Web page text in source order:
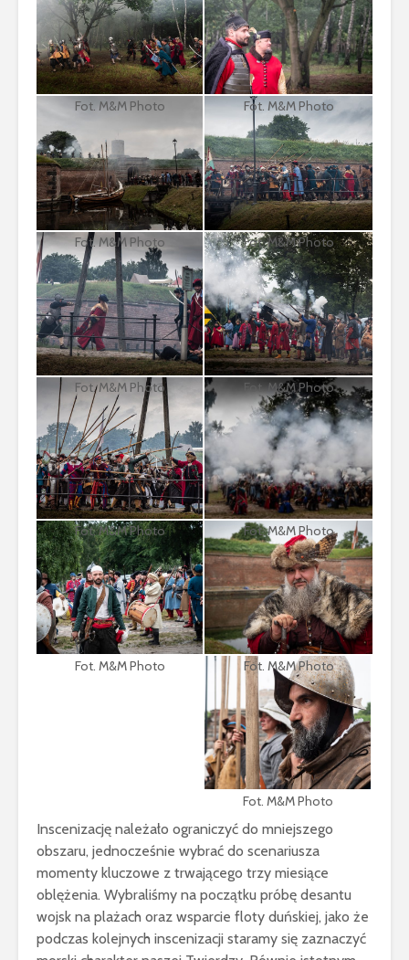
Fot. M&M Photo Fot. M&M Photo
Fot. M&M Photo Fot. M&M Photo
Fot. M&M Photo Fot. M&M Photo
Fot. M&M Photo Fot. M&M Photo
Fot. M&M Photo Fot. M&M Photo
Fot. M&M Photo
Inscenizację należało ograniczyć do mniejszego
obszaru, jednocześnie wybrać do scenariusza
momenty kluczowe z trwającego trzy miesiące
oblężenia. Wybraliśmy na początku próbę desantu
wojsk na plażach oraz wsparcie floty duńskiej, jako że
podczas kolejnych inscenizacji staramy się zaznaczyć